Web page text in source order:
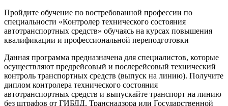
Пройдите обучение по востребованной профессии по
специальности «Контролер технического состояния
автотранспортных средств» обучаясь на курсах повышения
квалификации и профессиональной переподготовки
Данная программа предназначена для специалистов, которые
осуществляют предрейсовый и послерейсовый технический
контроль транспортных средств (выпуск на линию). Получите
диплом контролера технического состояния
автотранспортных средств и выпускайте транспорт на линию
без штрафов от ГИБДД, Транснадзора или Государственной